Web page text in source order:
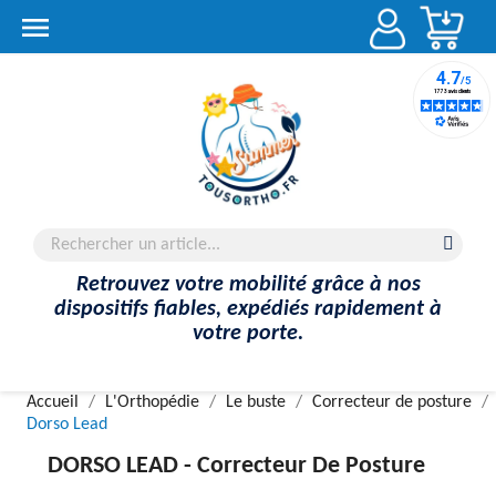

Retrouvez votre mobilité grâce à nos
dispositifs fiables, expédiés rapidement à
votre porte.
Accueil L'Orthopédie Le buste
Correcteur de posture
Dorso Lead
DORSO LEAD - Correcteur De Posture